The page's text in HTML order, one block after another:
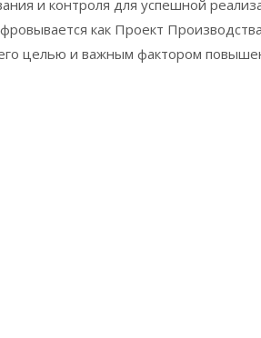
и контроля для успешной
как Проект
целью и важным фактором